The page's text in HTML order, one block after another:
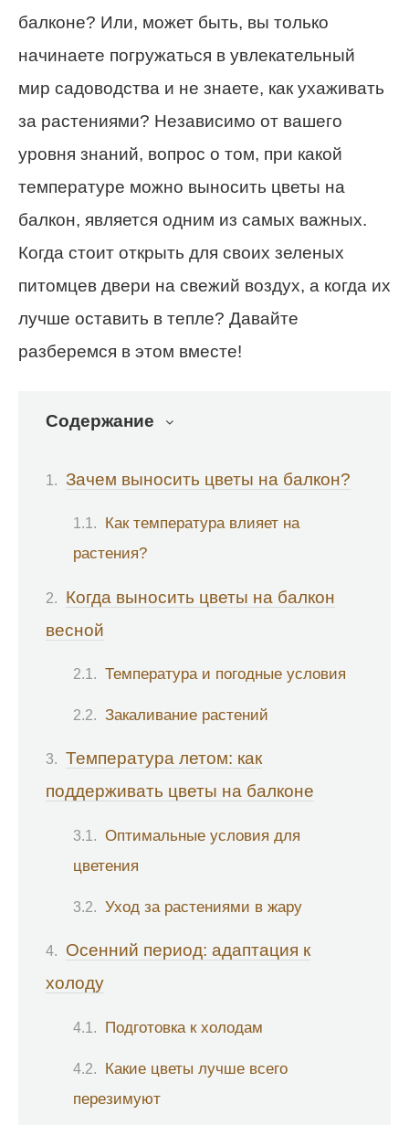
балконе? Или, может быть, вы только
начинаете погружаться в увлекательный
мир садоводства и не знаете, как ухаживать
за растениями? Независимо от вашего
уровня знаний, вопрос о том, при какой
температуре можно выносить цветы на
балкон, является одним из самых важных.
Когда стоит открыть для своих зеленых
питомцев двери на свежий воздух, а когда их
лучше оставить в тепле? Давайте
разберемся в этом вместе!
Содержание
Зачем выносить цветы на балкон?
Как температура влияет на
растения?
Когда выносить цветы на балкон
весной
Температура и погодные условия
Закаливание растений
Температура летом: как
поддерживать цветы на балконе
Оптимальные условия для
цветения
Уход за растениями в жару
Осенний период: адаптация к
холоду
Подготовка к холодам
Какие цветы лучше всего
перезимуют